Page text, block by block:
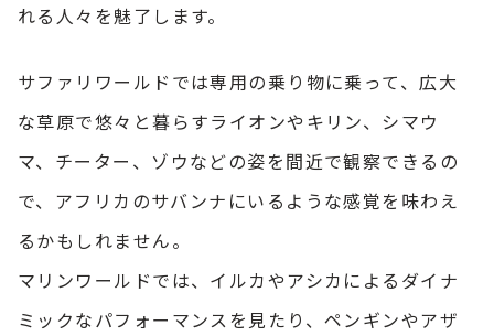
れる人々を魅了します。
サファリワールドでは専用の乗り物に乗って、広大
な草原で悠々と暮らすライオンやキリン、シマウ
マ、チーター、ゾウなどの姿を間近で観察できるの
で、アフリカのサバンナにいるような感覚を味わえ
るかもしれません。
マリンワールドでは、イルカやアシカによるダイナ
ミックなパフォーマンスを見たり、ペンギンやアザ